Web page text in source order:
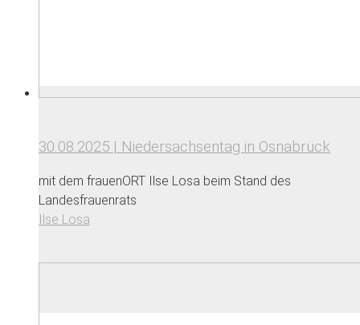
30.08.2025 | Niedersachsentag in Osnabrück
mit dem frauenORT Ilse Losa beim Stand des
Landesfrauenrats
Ilse Losa